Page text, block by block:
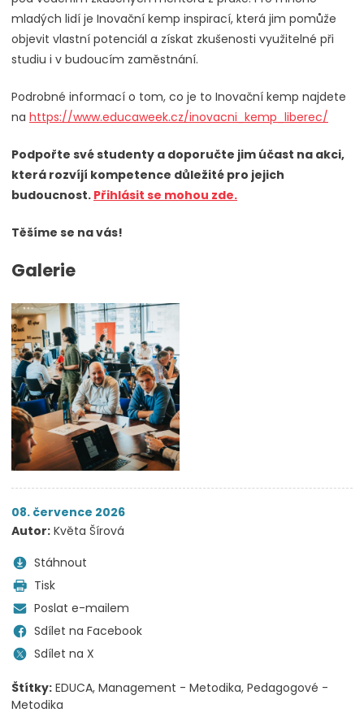
mladých lidí je Inovační kemp inspirací, která jim pomůže
objevit vlastní potenciál a získat zkušenosti využitelné při
studiu i v budoucím zaměstnání.
Podrobné informací o tom, co je to Inovační kemp najdete
na https://www.educaweek.cz/inovacni_kemp_liberec/
Podpořte své studenty a doporučte jim účast na akci,
která rozvíjí kompetence důležité pro jejich
budoucnost. Přihlásit se mohou zde.
Těšíme se na vás!
Galerie
08. července 2026
Autor: Květa Šírová
Stáhnout
Tisk
Poslat e-mailem
Sdílet na Facebook
Sdílet na X
Štítky: EDUCA Management - Metodika Pedagogové -
Metodika